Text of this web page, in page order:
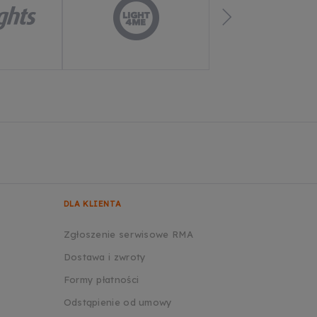
DLA KLIENTA
Zgłoszenie serwisowe RMA
Dostawa i zwroty
Formy płatności
Odstąpienie od umowy